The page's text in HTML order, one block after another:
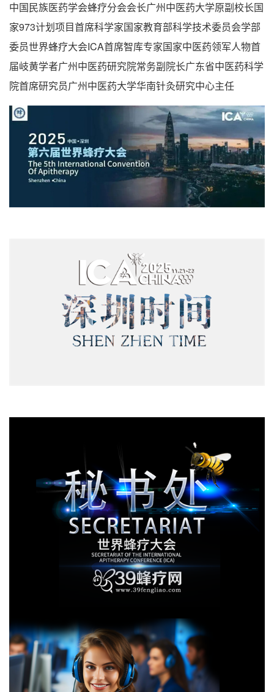
中国民族医药学会蜂疗分会会长广州中医药大学原副校长国
家973计划项目首席科学家国家教育部科学技术委员会学部
委员世界蜂疗大会ICA首席智库专家国家中医药领军人物首
届岐黄学者广州中医药研究院常务副院长广东省中医药科学
院首席研究员广州中医药大学华南针灸研究中心主任